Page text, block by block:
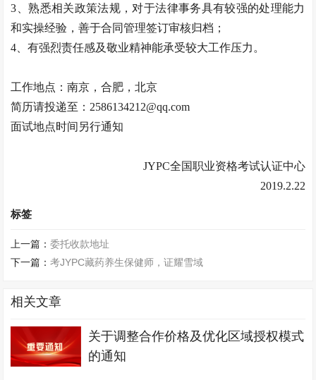
3、熟悉相关政策法规，对于法律事务具有较强的处理能力
和实操经验，善于合同管理签订审核归档；
4、有强烈责任感及敬业精神能承受较大工作压力。
工作地点：南京，合肥，北京
简历请投递至：2586134212@qq.com
面试地点时间另行通知
JYPC全国职业资格考试认证中心
2019.2.22
标签
上一篇：委托收款地址
下一篇：考JYPC藏药养生保健师，证耀雪域
相关文章
关于调整合作价格及优化区域授权模式
的通知